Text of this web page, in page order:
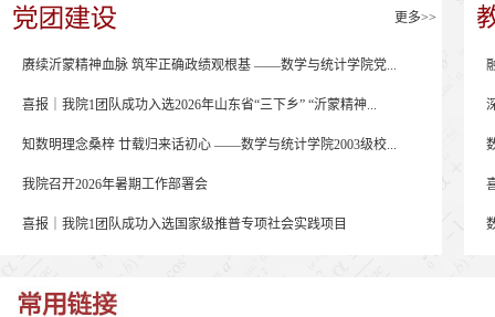
更多>>
赓续沂蒙精神血脉 筑牢正确政绩观根基 ——数学与统计学院党...
喜报｜我院1团队成功入选2026年山东省“三下乡” “沂蒙精神...
知数明理念桑梓 廿载归来话初心 ——数学与统计学院2003级校...
我院召开2026年暑期工作部署会
喜报｜我院1团队成功入选国家级推普专项社会实践项目